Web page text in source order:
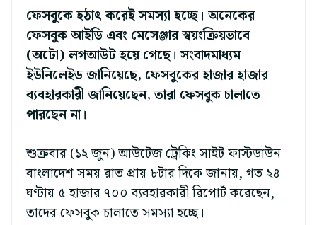
ফেসবুকে হঠাৎ করেই সমস্যা হচ্ছে। অনেকের
ফেসবুক আইডি এবং মেসেঞ্জার স্বয়ংক্রিয়ভাবে
(অটো) লগআউট হয়ে গেছে। সংবাদমাধ্যম
ইউনিলেইড জানিয়েছে, ফেসবুকের হাজার হাজার
ব্যবহারকারী জানিয়েছেন, তারা ফেসবুক চালাতে
পারছেন না।
শুক্রবার (১২ জুন) আউটেজ ট্রেকিং সাইট ফাস্টডাউন
বাংলাদেশ সময় রাত প্রায় ৮টার দিকে জানায়, গত ২৪
ঘণ্টায় ৫ হাজার ৭০০ ব্যবহারকারী রিপোর্ট করেছেন,
তাদের ফেসবুক চালাতে সমস্যা হচ্ছে।